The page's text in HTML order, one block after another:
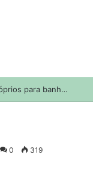
0 319